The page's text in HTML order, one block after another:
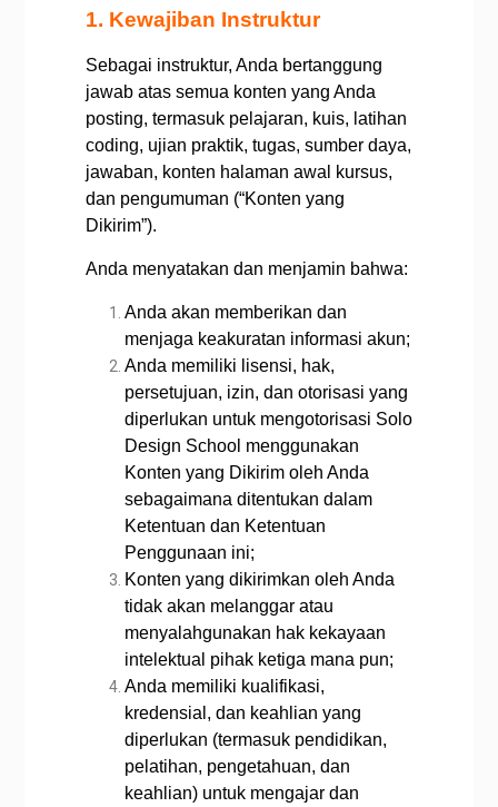
1. Kewajiban Instruktur
Sebagai instruktur, Anda bertanggung
jawab atas semua konten yang Anda
posting, termasuk pelajaran, kuis, latihan
coding, ujian praktik, tugas, sumber daya,
jawaban, konten halaman awal kursus,
dan pengumuman (“Konten yang
Dikirim”).
Anda menyatakan dan menjamin bahwa:
Anda akan memberikan dan
menjaga keakuratan informasi akun;
Anda memiliki lisensi, hak,
persetujuan, izin, dan otorisasi yang
diperlukan untuk mengotorisasi Solo
Design School menggunakan
Konten yang Dikirim oleh Anda
sebagaimana ditentukan dalam
Ketentuan dan Ketentuan
Penggunaan ini;
Konten yang dikirimkan oleh Anda
tidak akan melanggar atau
menyalahgunakan hak kekayaan
intelektual pihak ketiga mana pun;
Anda memiliki kualifikasi,
kredensial, dan keahlian yang
diperlukan (termasuk pendidikan,
pelatihan, pengetahuan, dan
keahlian) untuk mengajar dan